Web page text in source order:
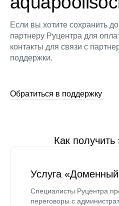
Если вы хотите сохранить
партнеру Руцентра для
контакты для связи с
поддержки.
Обратиться в поддержку
Как
Услуга
Специалисты Руцентра
переговоры с